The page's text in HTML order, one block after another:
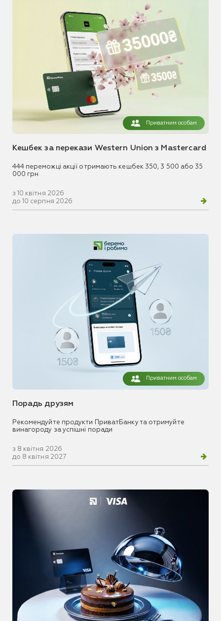
Приватним особам
Кешбек за перекази Western Union з Mastercard
444 переможці акції отримають кешбек 350, 3 500 або 35
000 грн
з 10 квітня 2026
до 10 серпня 2026
Приватним особам
Порадь друзям
Рекомендуйте продукти ПриватБанку та отримуйте
винагороду за успішні поради
з 8 квітня 2026
до 8 квітня 2027